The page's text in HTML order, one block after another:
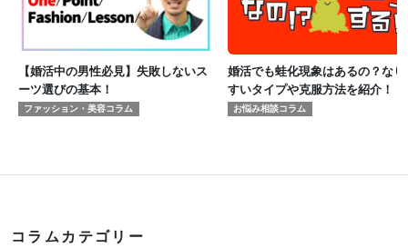
【婚活中の男性必見】失敗しないス
ーツ選びの基本！
ファッション・美容コラム
婚活でも蛙化現象はあるの？なり
すいタイプや克服方法を紹介！
お悩み相談コラム
コラムカテゴリー